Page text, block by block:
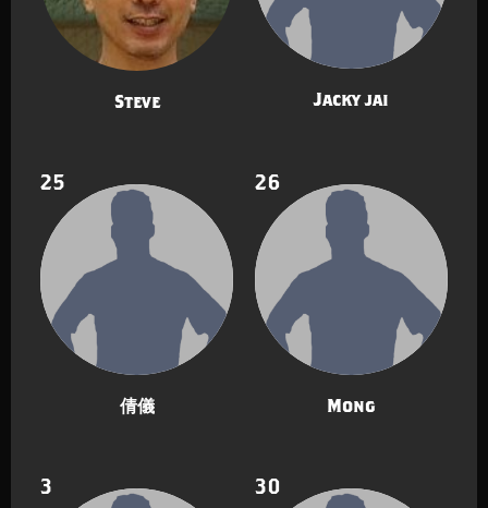
Steve Jacky jai
25
倩儀
26
Mong
3 30